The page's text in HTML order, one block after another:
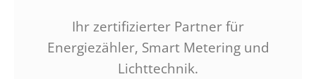
Ihr zertifizierter Partner für
Energiezähler, Smart Metering und
Lichttechnik.